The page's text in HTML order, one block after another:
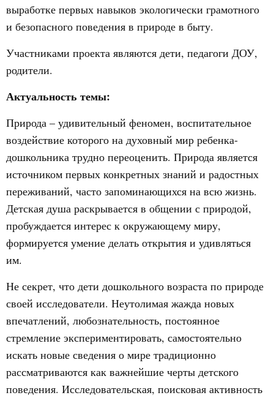
выработке первых навыков экологически грамотного
и безопасного поведения в природе в быту.
Участниками проекта являются дети, педагоги ДОУ,
родители.
Актуальность темы:
Природа – удивительный феномен, воспитательное
воздействие которого на духовный мир ребенка-
дошкольника трудно переоценить. Природа является
источником первых конкретных знаний и радостных
переживаний, часто запоминающихся на всю жизнь.
Детская душа раскрывается в общении с природой,
пробуждается интерес к окружающему миру,
формируется умение делать открытия и удивляться
им.
Не секрет, что дети дошкольного возраста по природе
своей исследователи. Неутолимая жажда новых
впечатлений, любознательность, постоянное
стремление экспериментировать, самостоятельно
искать новые сведения о мире традиционно
рассматриваются как важнейшие черты детского
поведения. Исследовательская, поисковая активность